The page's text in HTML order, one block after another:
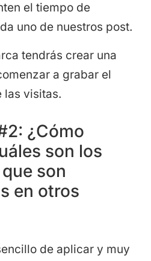
el tiempo de
uno de nuestros post.
tendrás crear una
a grabar el
las visitas.
¿Cómo
son los
son
en otros
de aplicar y muy